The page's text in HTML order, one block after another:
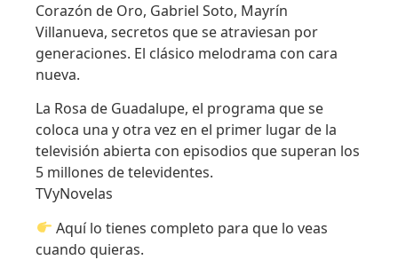
Corazón de Oro, Gabriel Soto, Mayrín
Villanueva, secretos que se atraviesan por
generaciones. El clásico melodrama con cara
nueva.
La Rosa de Guadalupe, el programa que se
coloca una y otra vez en el primer lugar de la
televisión abierta con episodios que superan los
5 millones de televidentes.
TVyNovelas
Aquí lo tienes completo para que lo veas
cuando quieras.